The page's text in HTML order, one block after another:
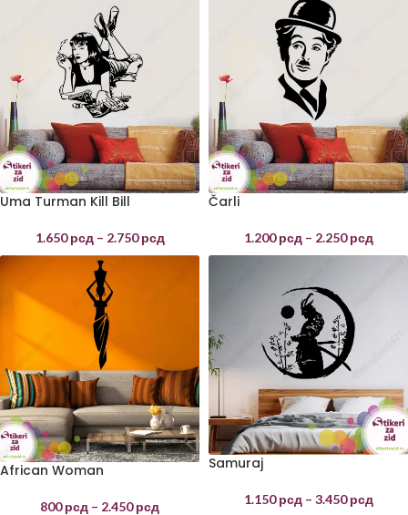
Uma Turman Kill Bill
1.650рсд – 2.750рсд
Čarli
1.200рсд – 2.250рсд
African Woman
800рсд – 2.450рсд
Samuraj
1.150рсд – 3.450рсд